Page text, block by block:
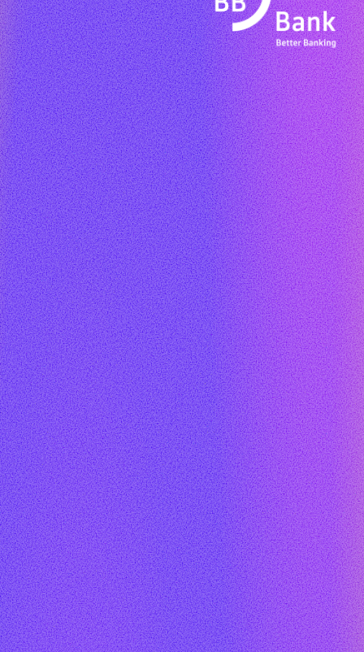
DFLA MEDIA PARTNERS